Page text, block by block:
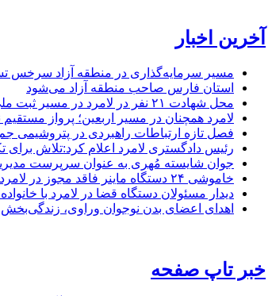
آخرین اخبار
مسیر سرمایه‌گذاری در منطقه آزاد سرخس
استان فارس صاحب منطقه آزاد می‌شود
محل شهادت ۲۱ نفر در لامرد در مسیر ثبت ملی قرار گرفت
لامرد همچنان در مسیر اربعین؛ پرواز
فصل تازه ارتباطات راهبردی در پتروشیمی
رئیس دادگستری لامرد اعلام کرد:تلاش
جوان شایسته مُهری به عنوان سرپرست
خاموشی ۲۴ دستگاه ماینر فاقد مجوز در لامرد
دیدار مسئولان دستگاه قضا در لامرد با
اهدای اعضای بدن نوجوان وراوی، زندگی‌بخش
خبر تاپ صفحه